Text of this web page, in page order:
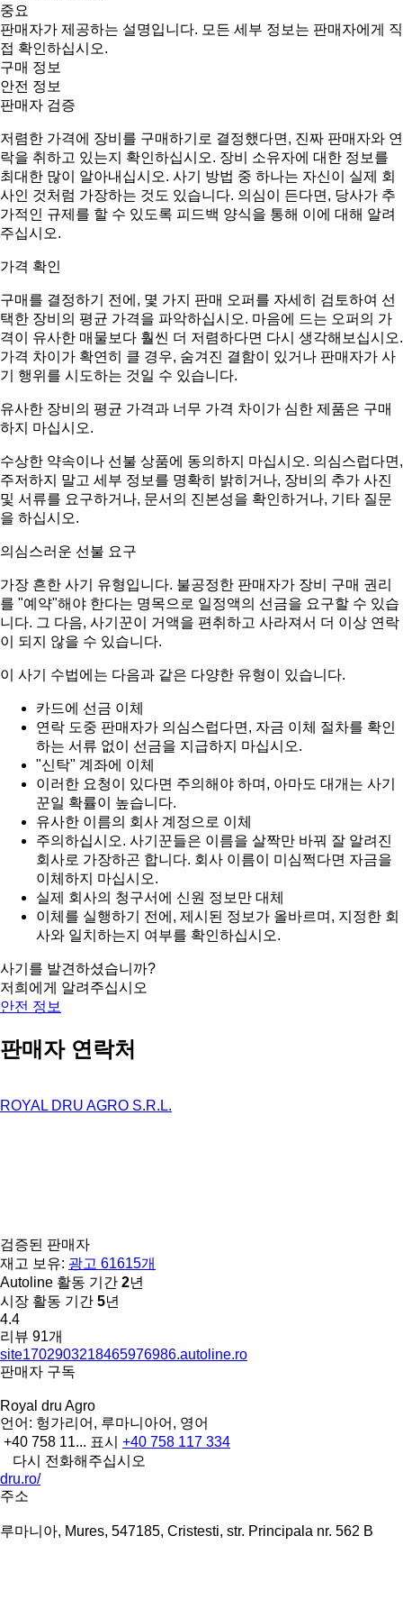
중요
판매자가 제공하는 설명입니다. 모든 세부 정보는 판매자에게 직
접 확인하십시오.
구매 정보
안전 정보
판매자 검증
저렴한 가격에 장비를 구매하기로 결정했다면, 진짜 판매자와 연
락을 취하고 있는지 확인하십시오. 장비 소유자에 대한 정보를
최대한 많이 알아내십시오. 사기 방법 중 하나는 자신이 실제 회
사인 것처럼 가장하는 것도 있습니다. 의심이 든다면, 당사가 추
가적인 규제를 할 수 있도록 피드백 양식을 통해 이에 대해 알려
주십시오.
가격 확인
구매를 결정하기 전에, 몇 가지 판매 오퍼를 자세히 검토하여 선
택한 장비의 평균 가격을 파악하십시오. 마음에 드는 오퍼의 가
격이 유사한 매물보다 훨씬 더 저렴하다면 다시 생각해보십시오.
가격 차이가 확연히 클 경우, 숨겨진 결함이 있거나 판매자가 사
기 행위를 시도하는 것일 수 있습니다.
유사한 장비의 평균 가격과 너무 가격 차이가 심한 제품은 구매
하지 마십시오.
수상한 약속이나 선불 상품에 동의하지 마십시오. 의심스럽다면,
주저하지 말고 세부 정보를 명확히 밝히거나, 장비의 추가 사진
및 서류를 요구하거나, 문서의 진본성을 확인하거나, 기타 질문
을 하십시오.
의심스러운 선불 요구
가장 흔한 사기 유형입니다. 불공정한 판매자가 장비 구매 권리
를 "예약"해야 한다는 명목으로 일정액의 선금을 요구할 수 있습
니다. 그 다음, 사기꾼이 거액을 편취하고 사라져서 더 이상 연락
이 되지 않을 수 있습니다.
이 사기 수법에는 다음과 같은 다양한 유형이 있습니다.
카드에 선금 이체
연락 도중 판매자가 의심스럽다면, 자금 이체 절차를 확인
하는 서류 없이 선금을 지급하지 마십시오.
"신탁" 계좌에 이체
이러한 요청이 있다면 주의해야 하며, 아마도 대개는 사기
꾼일 확률이 높습니다.
유사한 이름의 회사 계정으로 이체
주의하십시오. 사기꾼들은 이름을 살짝만 바꿔 잘 알려진
회사로 가장하곤 합니다. 회사 이름이 미심쩍다면 자금을
이체하지 마십시오.
실제 회사의 청구서에 신원 정보만 대체
이체를 실행하기 전에, 제시된 정보가 올바르며, 지정한 회
사와 일치하는지 여부를 확인하십시오.
사기를 발견하셨습니까?
저희에게 알려주십시오
안전 정보
판매자 연락처
ROYAL DRU AGRO S.R.L.
검증된 판매자
재고 보유: 광고 61615개
Autoline 활동 기간 2년
시장 활동 기간 5년
4.4
리뷰 91개
site1702903218465976986.autoline.ro
판매자 구독
Royal dru Agro
언어: 헝가리어, 루마니아어, 영어
+40 758 11... 표시 +40 758 117 334
다시 전화해주십시오
dru.ro/
주소
루마니아, Mures, 547185, Cristesti, str. Principala nr. 562 B